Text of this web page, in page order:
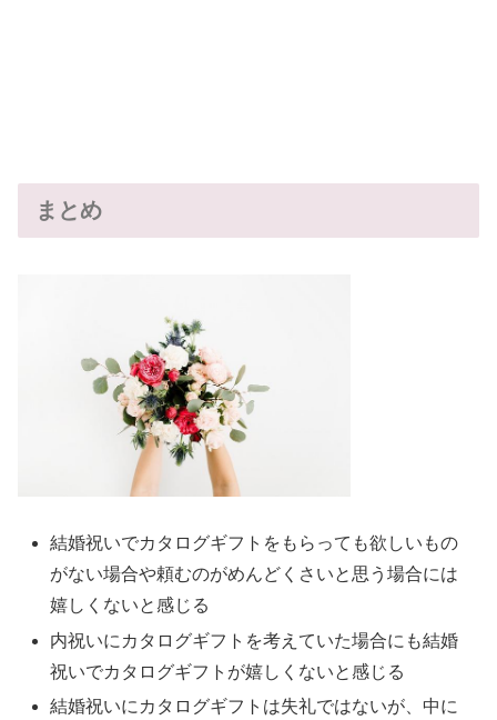
まとめ
結婚祝いでカタログギフトをもらっても欲しいもの
がない場合や頼むのがめんどくさいと思う場合には
嬉しくないと感じる
内祝いにカタログギフトを考えていた場合にも結婚
祝いでカタログギフトが嬉しくないと感じる
結婚祝いにカタログギフトは失礼ではないが、中に